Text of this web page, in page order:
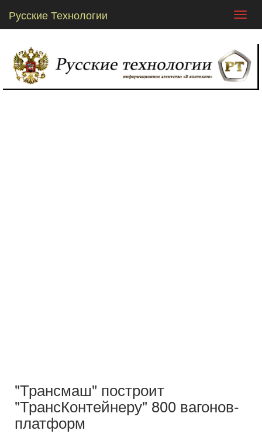
Русские Технологии
"Трансмаш" построит
"ТрансКонтейнеру" 800 вагонов-
платформ